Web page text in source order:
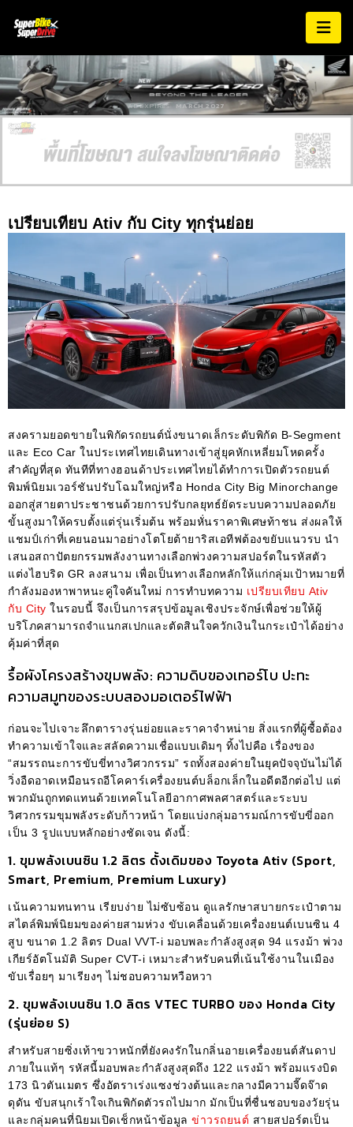
AD EXPIRES: MARCH 2027
เปรียบเทียบ Ativ กับ City ทุกรุ่นย่อย
สงครามยอดขายในพิกัดรถยนต์นั่งขนาดเล็กระดับพิกัด B-Segment
และ Eco Car ในประเทศไทยเดินทางเข้าสู่ยุคหักเหลี่ยมโหดครั้ง
สำคัญที่สุด ทันทีที่ทางฮอนด้าประเทศไทยได้ทำการเปิดตัวรถยนต์
พิมพ์นิยมเวอร์ชันปรับโฉมใหญ่หรือ Honda City Big Minorchange
ออกสู่สายตาประชาชนด้วยการปรับกลยุทธ์ยัดระบบความปลอดภัย
ขั้นสูงมาให้ครบตั้งแต่รุ่นเริ่มต้น พร้อมหั่นราคาพิเศษท้าชน ส่งผลให้
แชมป์เก่าที่เคยนอนมาอย่างโตโยต้ายาริสเอทีฟต้องขยับแนวรบ นำ
เสนอสถาปัตยกรรมพลังงานทางเลือกพ่วงความสปอร์ตในรหัสตัว
แต่งไฮบริด GR ลงสนาม เพื่อเป็นทางเลือกหลักให้แก่กลุ่มเป้าหมายที่
กำลังมองหาพาหนะคู่ใจคันใหม่ การทำบทความ เปรียบเทียบ Ativ
กับ City ในรอบนี้ จึงเป็นการสรุปข้อมูลเชิงประจักษ์เพื่อช่วยให้ผู้
บริโภคสามารถจำแนกสเปกและตัดสินใจควักเงินในกระเป๋าได้อย่าง
คุ้มค่าที่สุด
รื้อผังโครงสร้างขุมพลัง: ความดิบของเทอร์โบ ปะทะ
ความสมูทของระบบสองมอเตอร์ไฟฟ้า
ก่อนจะไปเจาะลึกตารางรุ่นย่อยและราคาจำหน่าย สิ่งแรกที่ผู้ซื้อต้อง
ทำความเข้าใจและสลัดความเชื่อแบบเดิมๆ ทิ้งไปคือ เรื่องของ
“สมรรถนะการขับขี่ทางวิศวกรรม” รถทั้งสองค่ายในยุคปัจจุบันไม่ได้
วิ่งอืดอาดเหมือนรถอีโคคาร์เครื่องยนต์บล็อกเล็กในอดีตอีกต่อไป แต่
พวกมันถูกทดแทนด้วยเทคโนโลยีอากาศพลศาสตร์และระบบ
วิศวกรรมขุมพลังระดับก้าวหน้า โดยแบ่งกลุ่มอารมณ์การขับขี่ออก
เป็น 3 รูปแบบหลักอย่างชัดเจน ดังนี้:
1. ขุมพลังเบนซิน 1.2 ลิตร ดั้งเดิมของ Toyota Ativ (Sport,
Smart, Premium, Premium Luxury)
เน้นความทนทาน เรียบง่าย ไม่ซับซ้อน ดูแลรักษาสบายกระเป๋าตาม
สไตล์พิมพ์นิยมของค่ายสามห่วง ขับเคลื่อนด้วยเครื่องยนต์เบนซิน 4
สูบ ขนาด 1.2 ลิตร Dual VVT-i มอบพละกำลังสูงสุด 94 แรงม้า พ่วง
เกียร์อัตโนมัติ Super CVT-i เหมาะสำหรับคนที่เน้นใช้งานในเมือง
ขับเรื่อยๆ มาเรียงๆ ไม่ชอบความหวือหวา
2. ขุมพลังเบนซิน 1.0 ลิตร VTEC TURBO ของ Honda City
(รุ่นย่อย S)
สำหรับสายซิ่งเท้าขวาหนักที่ยังคงรักในกลิ่นอายเครื่องยนต์สันดาป
ภายในแท้ๆ รหัสนี้มอบพละกำลังสูงสุดถึง 122 แรงม้า พร้อมแรงบิด
173 นิวตันเมตร ซึ่งอัตราเร่งแซงช่วงต้นและกลางมีความจี๊ดจ๊าด
ดุดัน ขับสนุกเร้าใจเกินพิกัดตัวรถไปมาก มักเป็นที่ชื่นชอบของวัยรุ่น
และกลุ่มคนที่นิยมเปิดเช็กหน้าข้อมูล ข่าวรถยนต์ สายสปอร์ตเป็น